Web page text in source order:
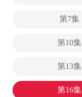
第7集
第10集
第13集
第16集